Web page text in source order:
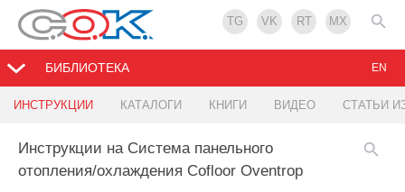
TG VK RT MX
БИБЛИОТЕКА
ИНСТРУКЦИИ КАТАЛОГИ КНИГИ ВИДЕО СТАТЬИ
EN
Инструкции на Система панельного
отопления/охлаждения Cofloor Oventrop